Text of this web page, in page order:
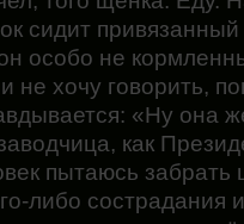
сидит
особо не
не хочу говорить,
«Ну она
как
пытаюсь
либо сострадания